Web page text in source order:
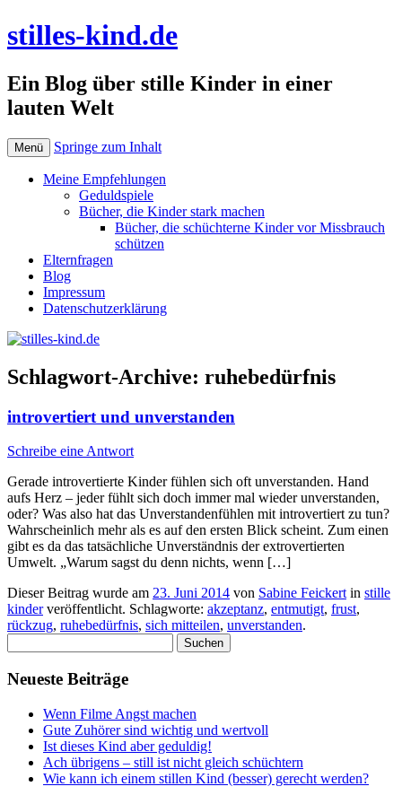
stilles-kind.de
Ein Blog über stille Kinder in einer
lauten Welt
Menü Springe zum Inhalt
Meine Empfehlungen
Geduldspiele
Bücher, die Kinder stark machen
Bücher, die schüchterne Kinder vor Missbrauch
schützen
Elternfragen
Blog
Impressum
Datenschutzerklärung
Schlagwort-Archive: ruhebedürfnis
introvertiert und unverstanden
Schreibe eine Antwort
Gerade introvertierte Kinder fühlen sich oft unverstanden. Hand
aufs Herz – jeder fühlt sich doch immer mal wieder unverstanden,
oder? Was also hat das Unverstandenfühlen mit introvertiert zu tun?
Wahrscheinlich mehr als es auf den ersten Blick scheint. Zum einen
gibt es da das tatsächliche Unverständnis der extrovertierten
Umwelt. „Warum sagst du denn nichts, wenn […]
Dieser Beitrag wurde am 23. Juni 2014 von Sabine Feickert in stille
kinderveröffentlicht. Schlagworte: akzeptanz, entmutigt, frust,
rückzug, ruhebedürfnis, sich mitteilen, unverstanden.
nach:
Neueste Beiträge
Wenn Filme Angst machen
Gute Zuhörer sind wichtig und wertvoll
Ist dieses Kind aber geduldig!
Ach übrigens – still ist nicht gleich schüchtern
Wie kann ich einem stillen Kind (besser) gerecht werden?